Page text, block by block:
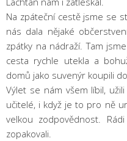
Na zpáteční cestě jsme se
nás dala nějaké
zpátky na nádraží. Tam
cesta rychle utekla a
domů jako suvenýr koupili
Výlet se nám všem líbil,
učitelé, i když je to pro ně
velkou zodpovědnost.
zopakovali.